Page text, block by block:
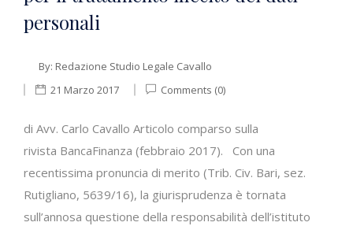
personali
By: Redazione Studio Legale Cavallo
21 Marzo 2017
Comments (0)
di Avv. Carlo Cavallo Articolo comparso sulla
rivista BancaFinanza (febbraio 2017). Con una
recentissima pronuncia di merito (Trib. Civ. Bari, sez.
Rutigliano, 5639/16), la giurisprudenza è tornata
sull’annosa questione della responsabilità dell’istituto